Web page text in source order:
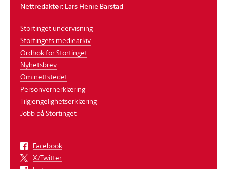
Nettredaktør: Lars Henie Barstad
Stortinget undervisning
Stortingets mediearkiv
Ordbok for Stortinget
Nyhetsbrev
Om nettstedet
Personvernerklæring
Tilgjengelighetserklæring
Jobb på Stortinget
Facebook
X/Twitter